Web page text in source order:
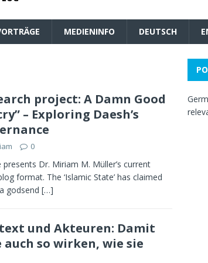
MEDIENINFO DEUTSCH
project: A Damn Good
– Exploring Daesh’s
0
Dr. Miriam M. Müller’s current
format. The ‘Islamic State’ has claimed
godsend […]
und Akteuren: Damit
so wirken, wie sie